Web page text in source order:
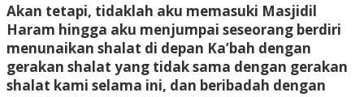
Akan tetapi, tidaklah aku memasuki Masjidil
Haram hingga aku menjumpai seseorang berdiri
menunaikan shalat di depan Ka’bah dengan
gerakan shalat yang tidak sama dengan gerakan
shalat kami selama ini, dan beribadah dengan